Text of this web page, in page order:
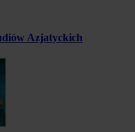
Azjatyckich